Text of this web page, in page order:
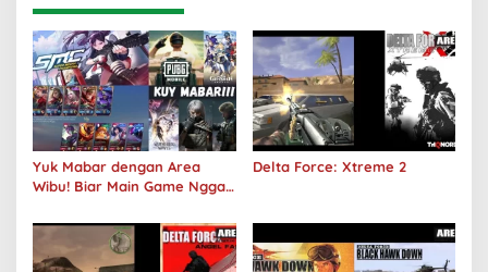
Yuk Mabar dengan Area
Wibu! Biar Main Game Nggak
Delta Force: Xtreme 2